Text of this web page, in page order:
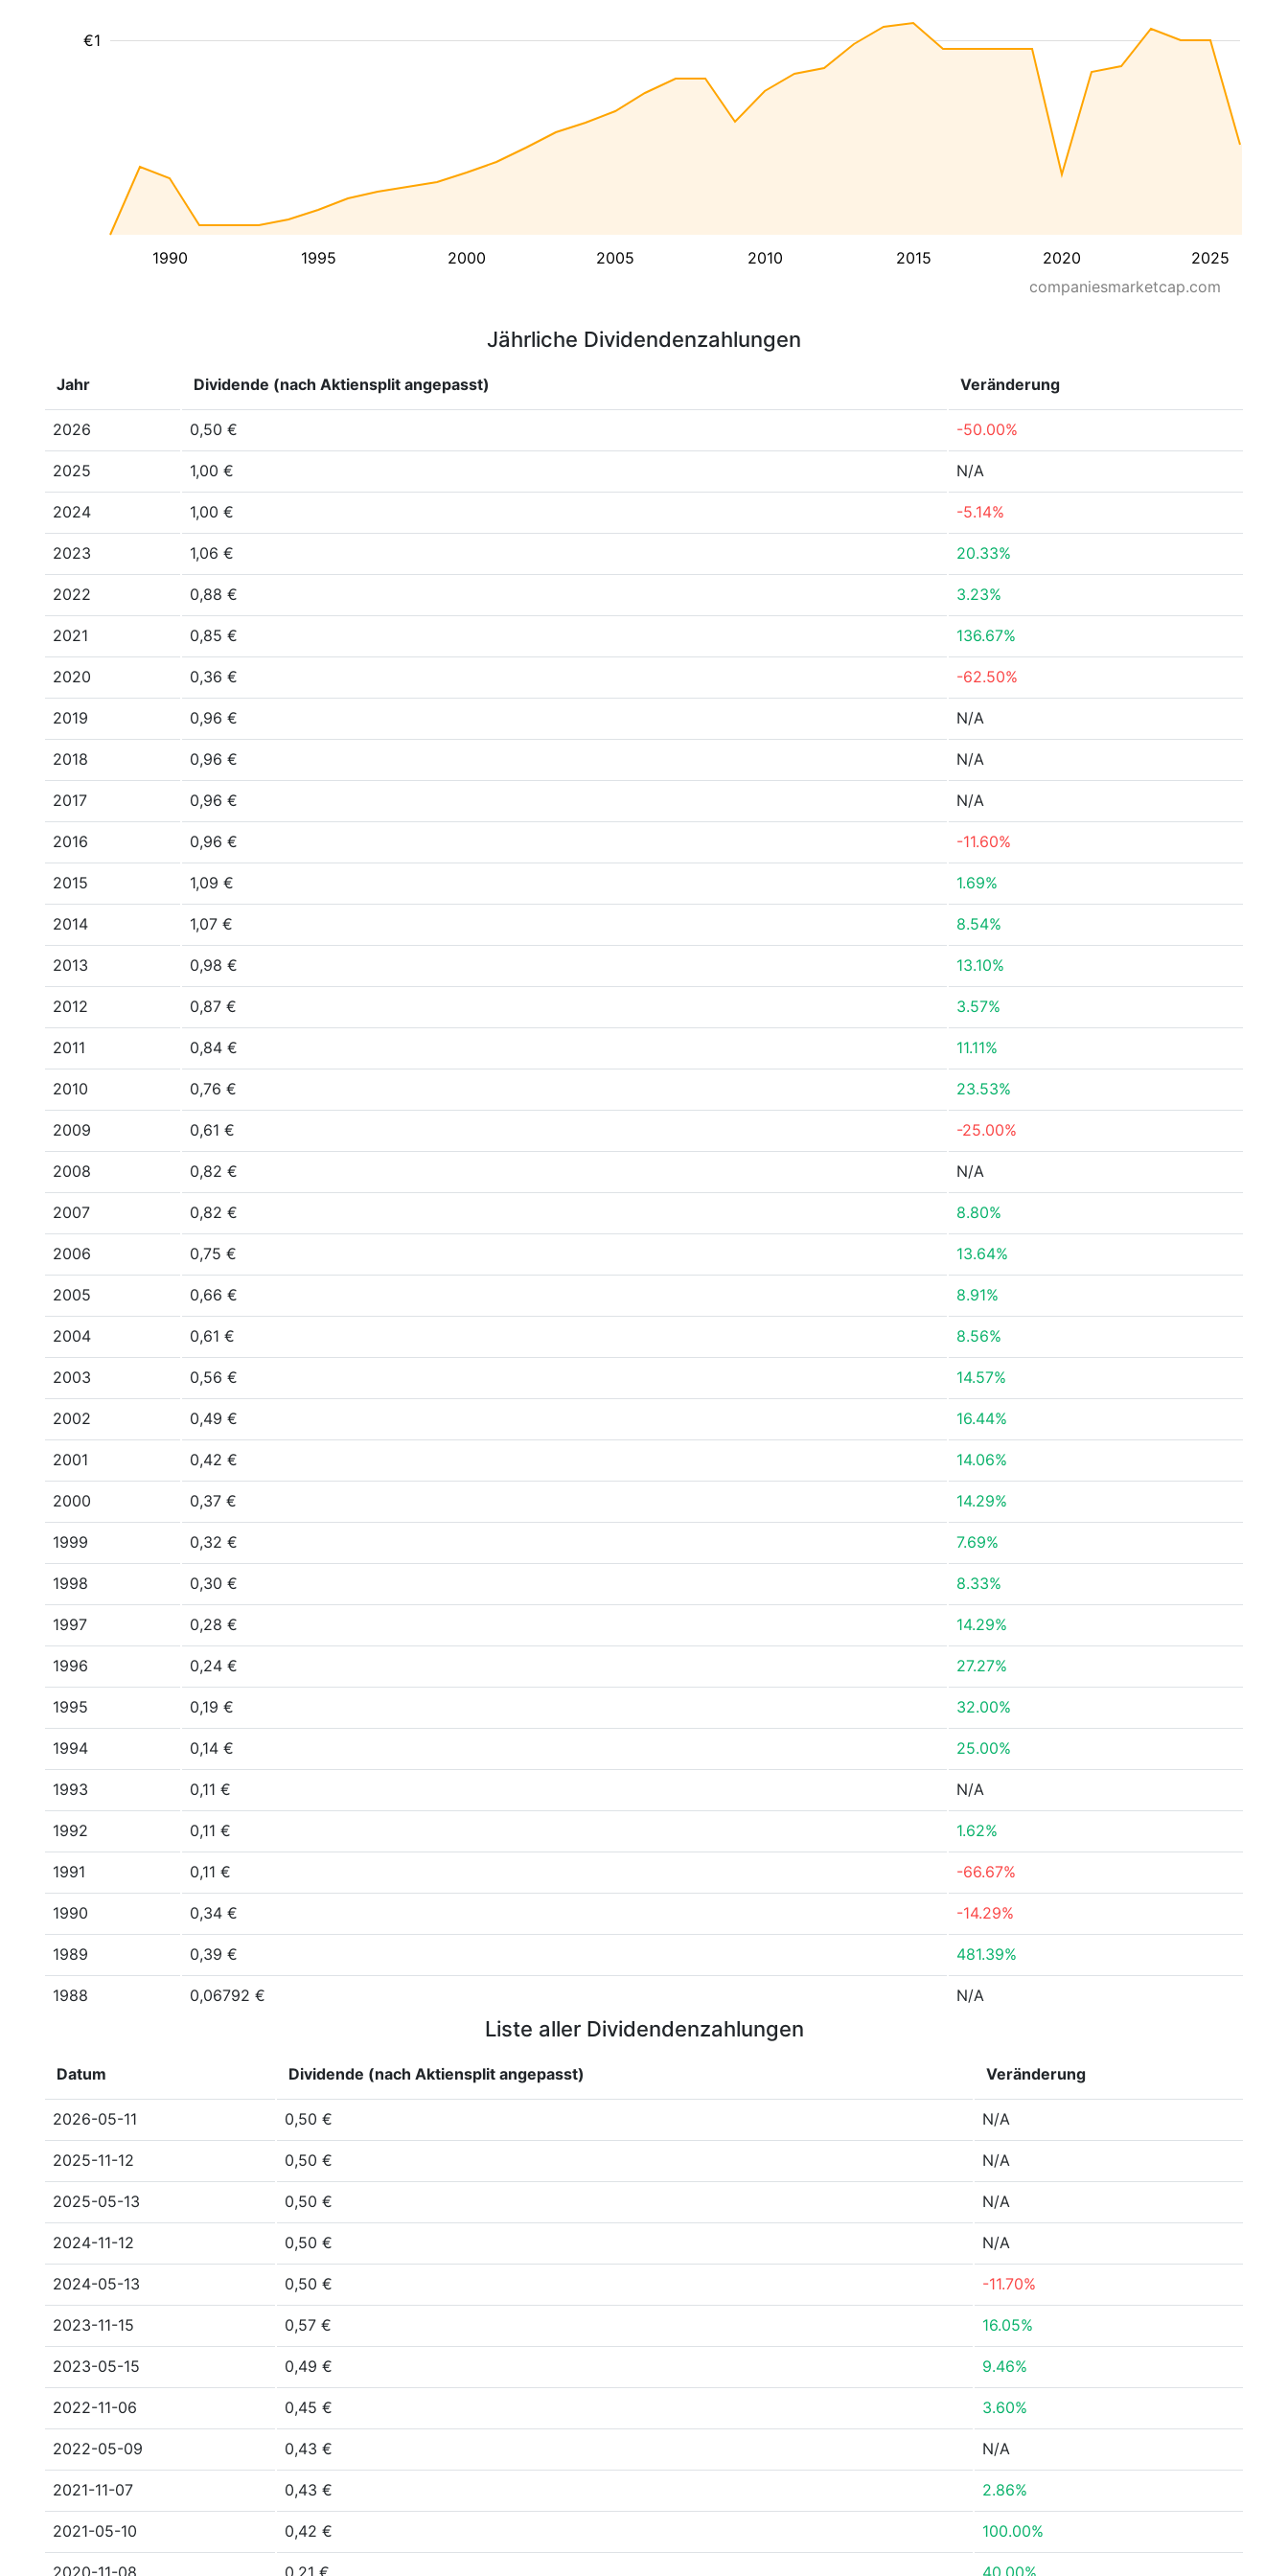
1990 1995 2000 2005 2010 2015 2020 2025
€1
companiesmarketcap.com
Jährliche Dividendenzahlungen
Jahr Dividende (nach Aktiensplit angepasst) Veränderung
2026 0,50 € -50.00%
2025 1,00 € N/A
2024 1,00 € -5.14%
2023 1,06 € 20.33%
2022 0,88 € 3.23%
2021 0,85 € 136.67%
2020 0,36 € -62.50%
2019 0,96 € N/A
2018 0,96 € N/A
2017 0,96 € N/A
2016 0,96 € -11.60%
2015 1,09 € 1.69%
2014 1,07 € 8.54%
2013 0,98 € 13.10%
2012 0,87 € 3.57%
2011 0,84 € 11.11%
2010 0,76 € 23.53%
2009 0,61 € -25.00%
2008 0,82 € N/A
2007 0,82 € 8.80%
2006 0,75 € 13.64%
2005 0,66 € 8.91%
2004 0,61 € 8.56%
2003 0,56 € 14.57%
2002 0,49 € 16.44%
2001 0,42 € 14.06%
2000 0,37 € 14.29%
1999 0,32 € 7.69%
1998 0,30 € 8.33%
1997 0,28 € 14.29%
1996 0,24 € 27.27%
1995 0,19 € 32.00%
1994 0,14 € 25.00%
1993 0,11 € N/A
1992 0,11 € 1.62%
1991 0,11 € -66.67%
1990 0,34 € -14.29%
1989 0,39 € 481.39%
1988 0,06792 € N/A
Liste aller Dividendenzahlungen
Datum Dividende (nach Aktiensplit angepasst) Veränderung
2026-05-11 0,50 € N/A
2025-11-12 0,50 € N/A
2025-05-13 0,50 € N/A
2024-11-12 0,50 € N/A
2024-05-13 0,50 € -11.70%
2023-11-15 0,57 € 16.05%
2023-05-15 0,49 € 9.46%
2022-11-06 0,45 € 3.60%
2022-05-09 0,43 € N/A
2021-11-07 0,43 € 2.86%
2021-05-10 0,42 € 100.00%
2020-11-08 0,21 € 40.00%